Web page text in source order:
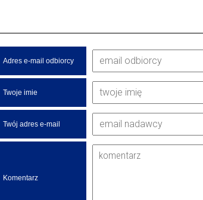
Adres e-mail odbiorcy
Twoje imie
Twój adres e-mail
Komentarz